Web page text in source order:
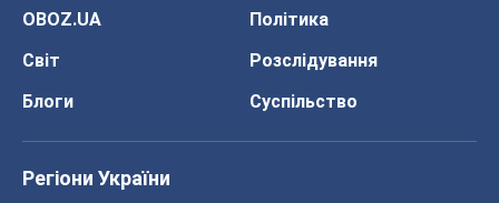
OBOZ.UA
Політика
Світ
Розслідування
Блоги
Суспільство
Регіони України